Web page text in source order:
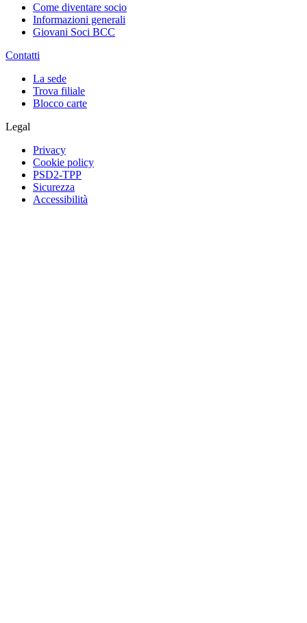
Come diventare socio
Informazioni generali
Giovani Soci BCC
Contatti
La sede
Trova filiale
Blocco carte
Legal
Privacy
Cookie policy
PSD2-TPP
Sicurezza
Accessibilità